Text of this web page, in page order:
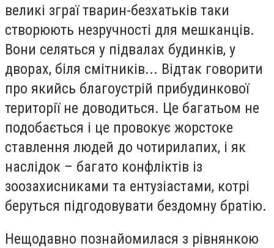
великі зграї тварин-безхатьків таки
створюють незручності для мешканців.
Вони селяться у підвалах будинків, у
дворах, біля смітників... Відтак говорити
про якийсь благоустрій прибудинкової
території не доводиться. Це багатьом не
подобається і це провокує жорстоке
ставлення людей до чотирилапих, і як
наслідок – багато конфліктів із
зоозахисниками та ентузіастами, котрі
беруться підгодовувати бездомну братію.
Нещодавно познайомилася з рівнянкою